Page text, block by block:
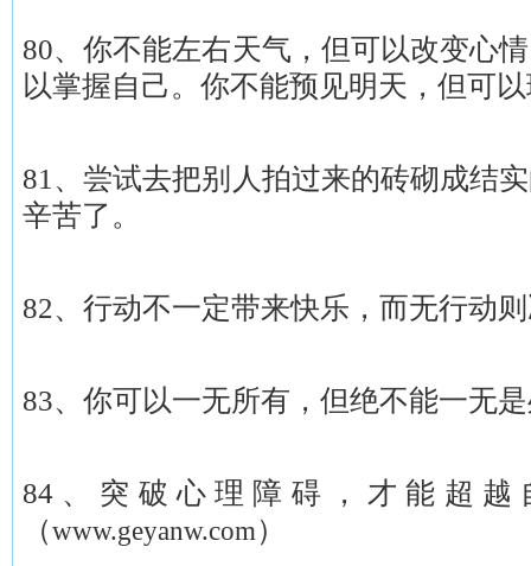
80、你不能左右天气，但可以改变心
以掌握自己。你不能预见明天，但可
81、尝试去把别人拍过来的砖砌成结
辛苦了。
82、行动不一定带来快乐，而无行动
83、你可以一无所有，但绝不能一无
84、突破心理障碍，才能超越
（www.geyanw.com）